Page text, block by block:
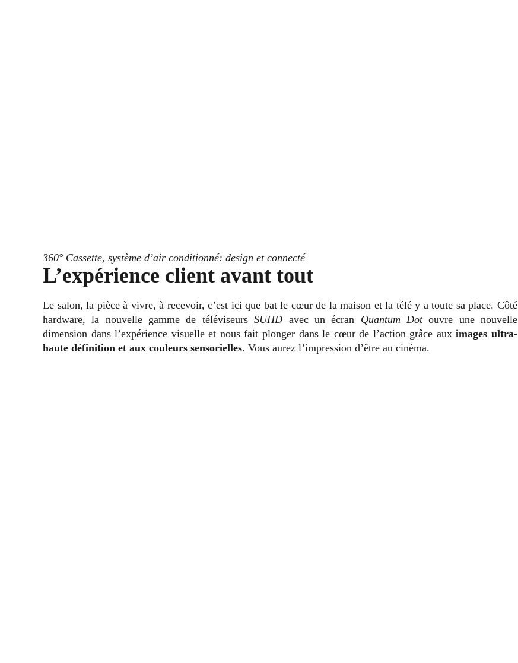
360° Cassette, système d’air conditionné: design et connecté
L’expérience client avant tout
Le salon, la pièce à vivre, à recevoir, c’est ici que bat le cœur de la maison et la télé y a toute sa place. Côté
hardware, la nouvelle gamme de téléviseursSUHD avec un écran Quantum Dotouvre une nouvelle
dimension dans l’expérience visuelle et nous fait plonger dans le cœur de l’action grâce auximages ultra-
haute définition et aux couleurs sensorielles. Vous aurez l’impression d’être au cinéma.